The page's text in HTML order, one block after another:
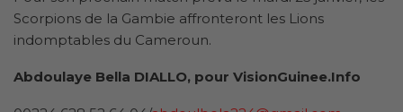
Scorpions de la Gambie affronteront les Lions
indomptables du Cameroun.
Abdoulaye Bella DIALLO, pour VisionGuinee.Info